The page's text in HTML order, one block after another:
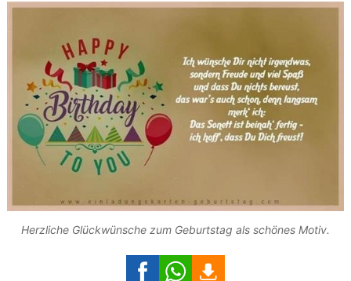
Herzliche Glückwünsche zum Geburtstag als schönes Motiv.